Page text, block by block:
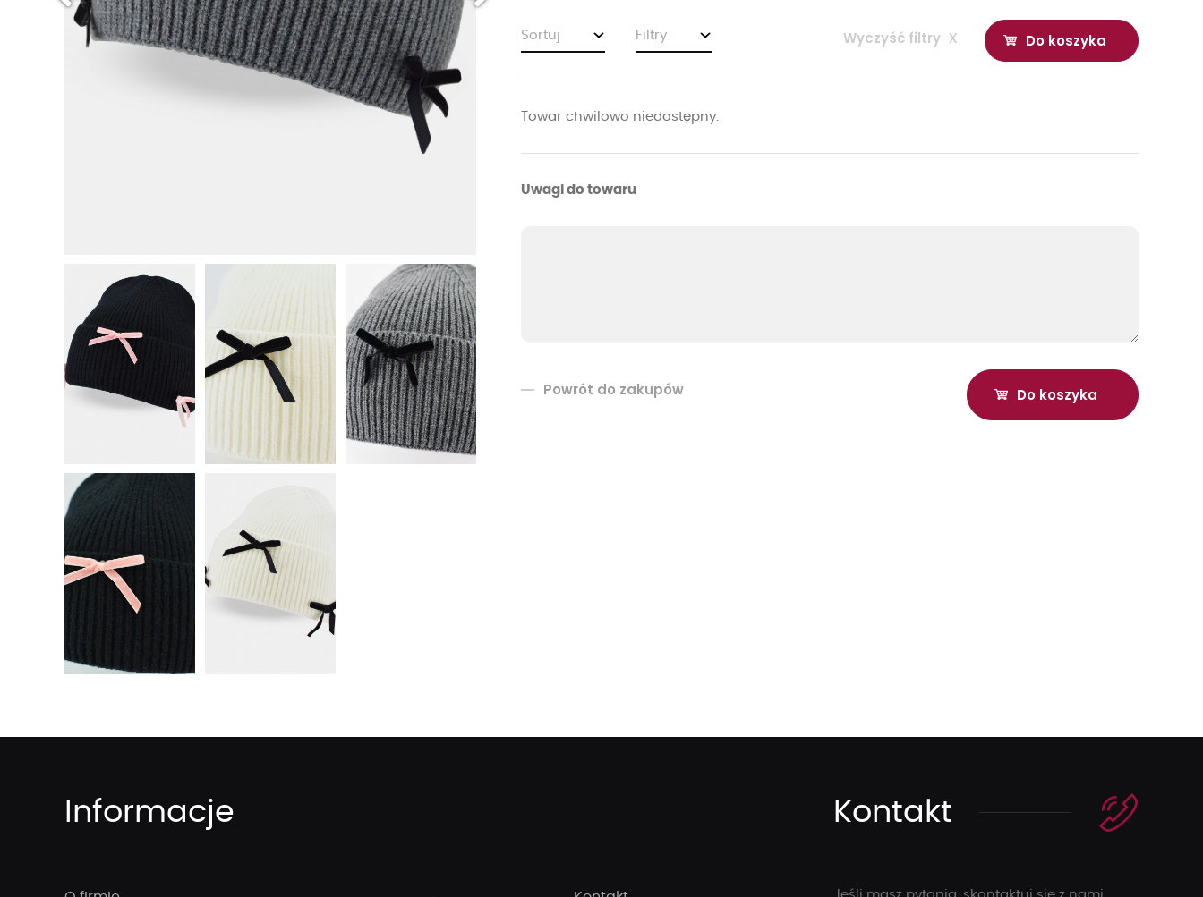
Sortuj Filtry Do koszyka
Wyczyść filtry x
Towar chwilowo niedostępny.
Uwagi do towaru
Powrót do zakupów
Informacje Kontakt